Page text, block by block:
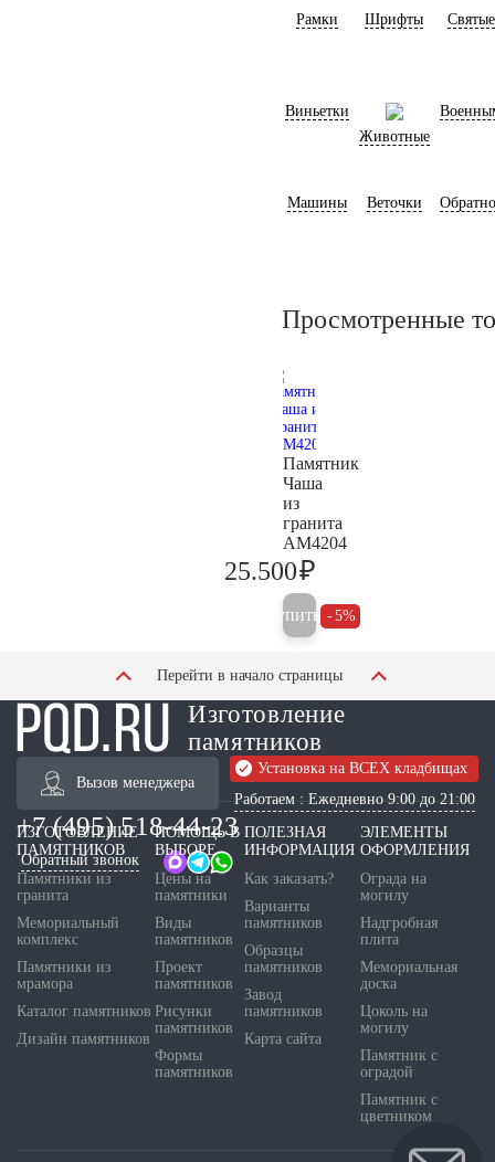
Рамки Шрифты Святые
Виньетки
Животные
Машины Веточки
Просмотренные
Памятник
Чаша
из
гранита
AM4204
25.500₽
Купить 5%
Перейти в начало страницы
Изготовление
памятников
Вызов менеджера
Установка на ВСЕХ кладбищах
Работаем : Ежедневно 9:00 до 21:00
+7 (495) 518-44-23
Обратный звонок
ИЗГОТОВЛЕНИЕ
ПАМЯТНИКОВ
Памятники из
гранита
Мемориальный
комплекс
Памятники из
мрамора
Каталог памятников
Дизайн памятников
ПОМОЩЬ В
ВЫБОРЕ
Цены на
памятники
Виды
памятников
Проект
памятников
Рисунки
памятников
Формы
памятников
ПОЛЕЗНАЯ
ИНФОРМАЦИЯ
Как заказать?
Варианты
памятников
Образцы
памятников
Завод
памятников
Карта сайта
ЭЛЕМЕНТЫ
ОФОРМЛЕНИЯ
Ограда на
могилу
Надгробная
плита
Мемориальная
доска
Цоколь на
могилу
Памятник с
оградой
Памятник с
цветником